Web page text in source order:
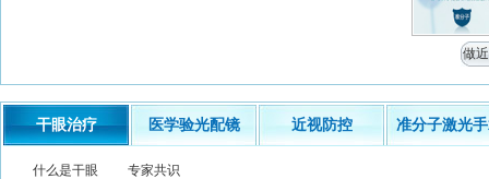
做
干眼治疗 医学验光配镜 近视防控 准分子激光
什么是干眼 专家共识